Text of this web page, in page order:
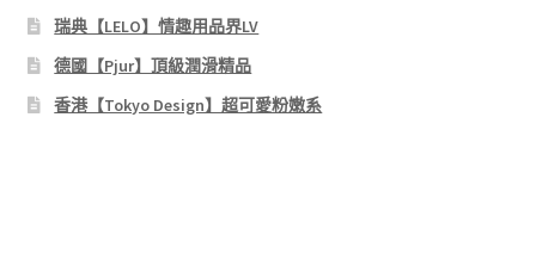
瑞典【LELO】情趣用品界LV
德國【Pjur】頂級潤滑精品
香港【Tokyo Design】超可愛粉嫩系